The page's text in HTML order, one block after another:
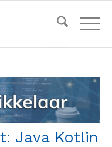
Java Kotlin